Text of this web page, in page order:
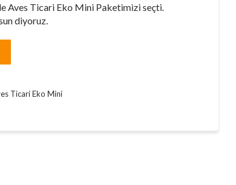
Aves Ticari Eko Mini Paketimizi seçti.
diyoruz.
Ticari Eko Mini